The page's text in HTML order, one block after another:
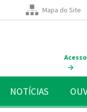
Mapa do Site
NOTÍCIAS